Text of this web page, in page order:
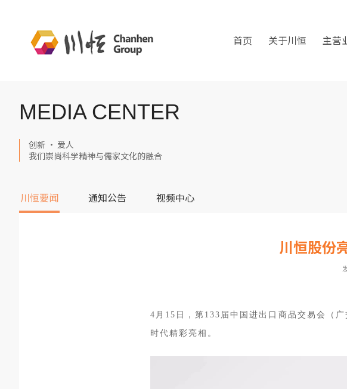
首页 关于川恒 主营
MEDIA CENTER
创新 · 爱人
我们崇尚科学精神与儒家文化的融合
川恒要闻 通知公告 视频中心
川恒股份
4月15日，第133届中国进出口商品交易会（
时代精彩亮相。